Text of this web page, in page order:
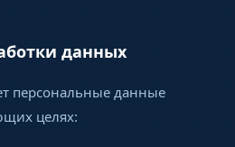
данных
персональные данные
целях: